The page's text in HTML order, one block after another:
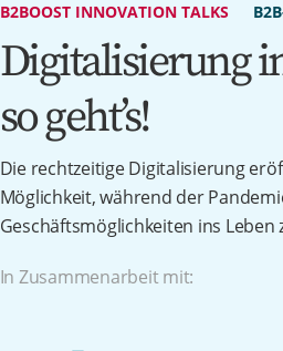
B2BOOST INNOVATION TALKS
Digitalisierung
so geht’s!
Die rechtzeitige Digitalisierung
Möglichkeit, während der
Geschäftsmöglichkeiten ins Leben
In Zusammenarbeit mit: